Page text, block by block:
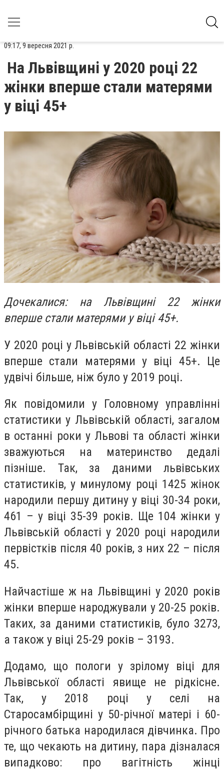
09:17, 9 вересня 2021 р.
На Львівщині у 2020 році 22
жінки вперше стали матерями
у віці 45+
Дочекалися: на Львівщині 22 жінки
вперше стали матерями у віці 45+.
У 2020 році у Львівській області 22 жінки
вперше стали матерями у віці 45+. Це
удвічі більше, ніж було у 2019 році.
Як повідомили у Головному управлінні
статистики у Львівській області, загалом
в останні роки у Львові та області жінки
зважуються на материнство дедалі
пізніше. Так, за даними львівських
статистиків, у минулому році 1425 жінок
народили першу дитину у віці 30-34 роки,
461 – у віці 35-39 років. Ще 104 жінки у
Львівській області у 2020 році народили
первістків після 40 років, з них 22 – після
45.
Найчастіше ж на Львівщині у 2020 років
жінки вперше народжували у 20-25 років.
Таких, за даними статистиків, було 3273,
а також у віці 25-29 років – 3193.
Додамо, що пологи у зрілому віці для
Львівської області явище не рідкісне.
Так, у 2018 році у селі на
Старосамбірщині у 50-річної матері і 60-
річного батька народилася дівчинка. Про
те, що чекають на дитину, пара дізналася
випадково: про вагітність жінці